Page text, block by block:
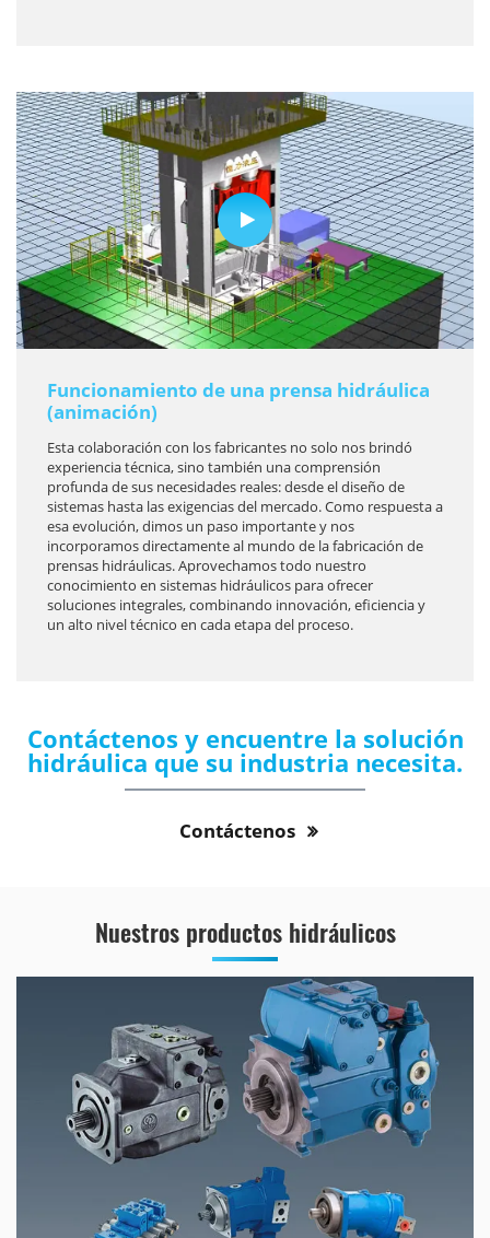
Funcionamiento de una prensa hidráulica
(animación)
Esta colaboración con los fabricantes no solo nos brindó
experiencia técnica, sino también una comprensión
profunda de sus necesidades reales: desde el diseño de
sistemas hasta las exigencias del mercado. Como respuesta a
esa evolución, dimos un paso importante y nos
incorporamos directamente al mundo de la fabricación de
prensas hidráulicas. Aprovechamos todo nuestro
conocimiento en sistemas hidráulicos para ofrecer
soluciones integrales, combinando innovación, eficiencia y
un alto nivel técnico en cada etapa del proceso.
Contáctenos y encuentre la solución
hidráulica que su industria necesita.
Contáctenos
Nuestros productos hidráulicos